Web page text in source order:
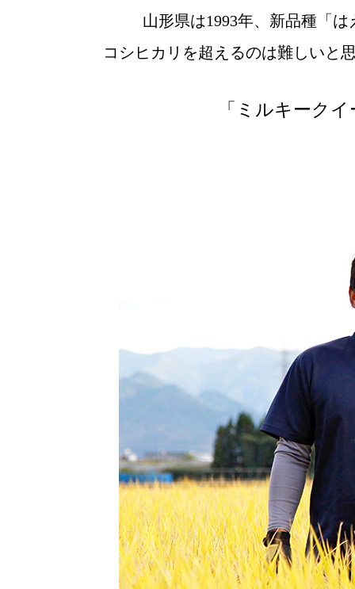
山形県は1993年、新品種「
コシヒカリを超えるのは難しいと
「ミルキーク